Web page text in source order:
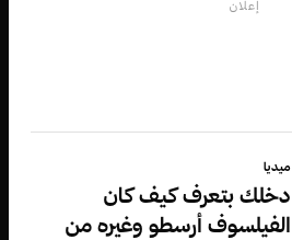
إعلان
ميديا
دخلك بتعرف كيف كان
الفيلسوف أرسطو وغيره من